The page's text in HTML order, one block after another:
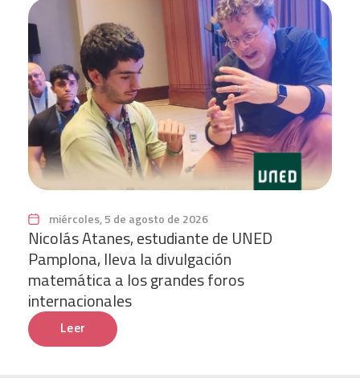
miércoles, 5 de agosto de 2026
Nicolás Atanes, estudiante de UNED
Pamplona, lleva la divulgación
matemática a los grandes foros
internacionales
Leer